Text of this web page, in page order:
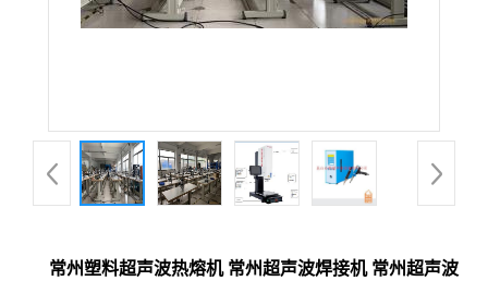
常州塑料超声波热熔机 常州超声波焊接机 常州超声波